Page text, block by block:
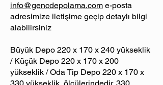
info@gencdepolama.com e-posta
adresimize iletişime geçip detaylı bilgi
alabilirsiniz
Büyük Depo 220 x 170 x 240 yükseklik
/ Küçük Depo 220 x 170 x 200
yükseklik / Oda Tip Depo 220 x 170 x